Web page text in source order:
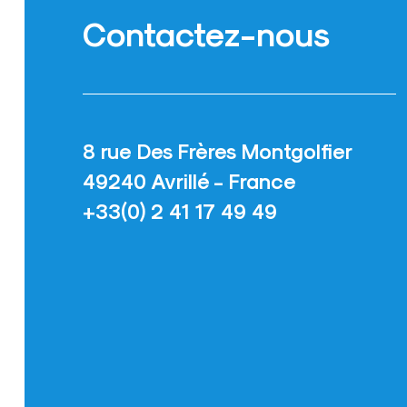
Contactez-nous
8 rue Des Frères Montgolfier
49240 Avrillé - France
+33(0) 2 41 17 49 49